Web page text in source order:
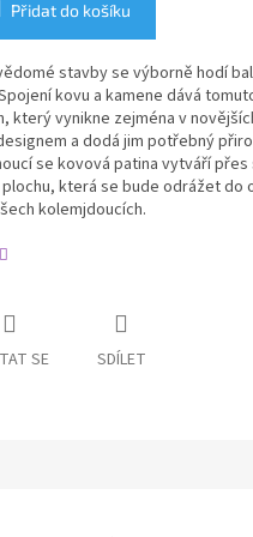
Přidat do košíku
stavby se výborně hodí
kovu a kamene dává
který vynikne zejména v
a dodá jim potřebný
se kovová patina vytváří
která se bude odrážet do
kolemjdoucích.
SE SDÍLET